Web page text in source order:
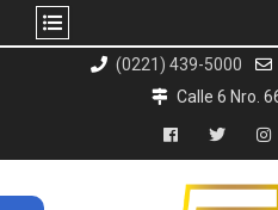
(0221) 439-5000
Calle 6 Nro.
Facebook
Twitter